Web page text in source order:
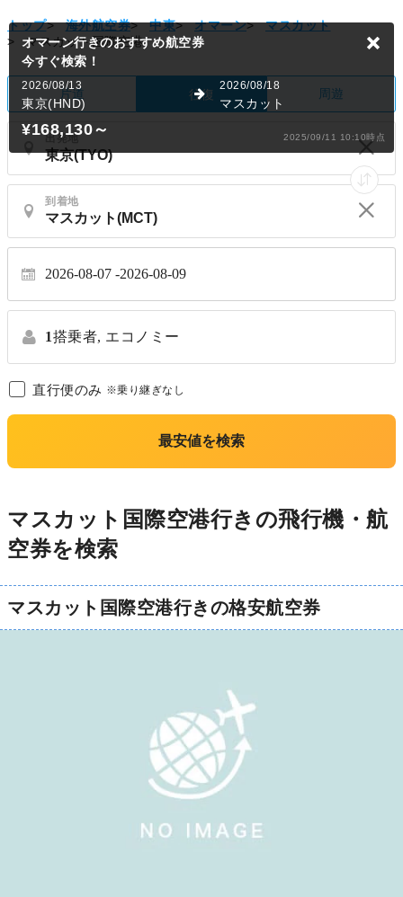
トップ> 海外航空券> 中東> オマーン>
マスカット
>
マスカット国際空港
片道 往復 周遊
出発地
到着地
2026-08-07 2026-08-09
1搭乗者, エコノミー
直行便のみ ※乗り継ぎなし
最安値を検索
オマーン行きのおすすめ航空券
今すぐ検索！
2026/08/13
東京(HND)
2026/08/18
マスカット
¥168,130～ 2025/09/11 10:10時点
マスカット国際空港行きの飛行機・航
空券を検索
マスカット国際空港行きの格安航空券